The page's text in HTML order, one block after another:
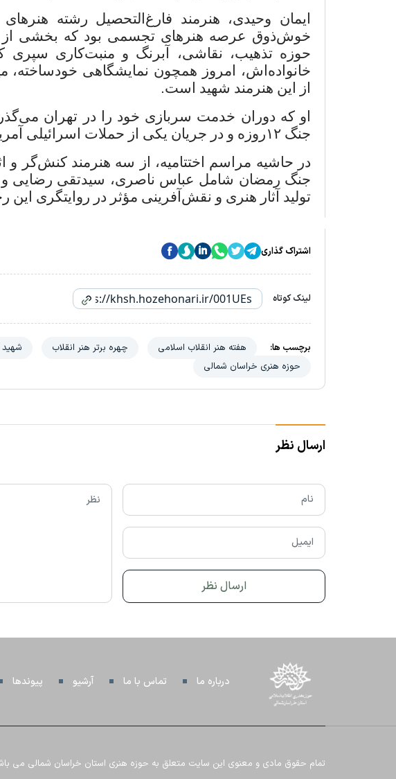
ایمان وحیدی، هنرمند فارغ‌التحصیل رشته
خوش‌ذوق عرصه هنرهای تجسمی بود که بخشی از
حوزه تذهیب، نقاشی، آبرنگ و منبت‌کاری سپری
خانواده‌اش، امروز همچون نمایشگاهی خودساخته،
از این هنرمند شهید است.
او که دوران خدمت سربازی خود را در تهران
جنگ ۱۲روزه و در جریان یکی از حملات اسرائیلی
در حاشیه مراسم اختتامیه، از سه هنرمند کنش‌گر و
جنگ رمضان شامل عباس ناصری، سیدتقی رضایی و
تولید آثار هنری و نقش‌آفرینی مؤثر در روایتگری این
اشتراک گذاری
لینک کوتاه
برچسب ها: هفته هنر انقلاب اسلامی چهره برتر هنر انقلاب شهید
حوزه هنری خراسان شمالی
ارسال نظر
درباره ما تماس با ما آرشیو پیوندها
تمام حقوق مادی و معنوی این سایت متعلق به حوزه هنری استان خراسان شمالی می